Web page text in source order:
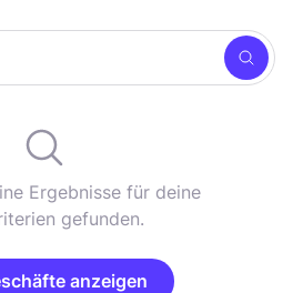
Ergebnisse für deine
gefunden.
anzeigen